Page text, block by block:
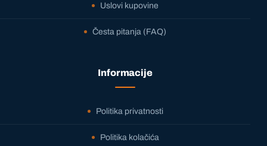
Uslovi kupovine
Česta pitanja (FAQ)
Informacije
Politika privatnosti
Politika kolačića